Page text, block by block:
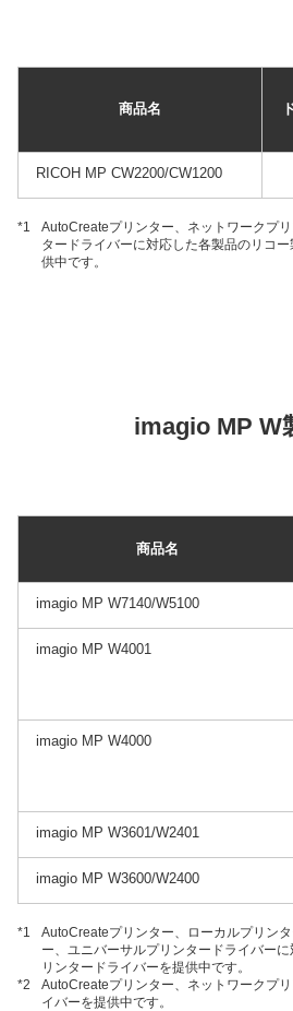
商品名
RICOH MP CW2200/CW1200
*1
AutoCreateプリンター、ネットワークプ
タードライバーに対応した各製品のリコ
供中です。
imagio MP W
商品名
imagio MP W7140/W5100
imagio MP W4001
imagio MP W4000
imagio MP W3601/W2401
imagio MP W3600/W2400
*1
AutoCreateプリンター、ローカルプリン
ー、ユニバーサルプリンタードライバー
リンタードライバーを提供中です。
*2
AutoCreateプリンター、ネットワークプ
イバーを提供中です。